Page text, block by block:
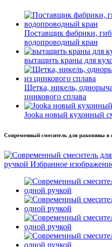
Поставщик фабрики,
водопроводный кран
вытащить краны для
Щетка, никель,
цинкового сплава
Jooka новый кухонный
Современный смеситель для раковины в